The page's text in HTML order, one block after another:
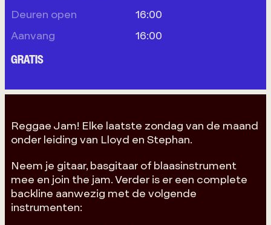
Deuren open
16:00
Aanvang
16:00
GRATIS
Reggae Jam! Elke laatste zondag van de maand
onder leiding van Lloyd en Stephan.
Neem je gitaar, basgitaar of blaasinstrument
mee en join the jam. Verder is er een complete
backline aanwezig met de volgende
instrumenten: